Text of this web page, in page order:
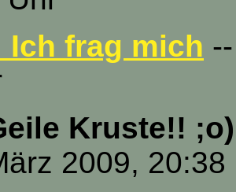
Ich frag mich
Kruste!!
2009, 20:38